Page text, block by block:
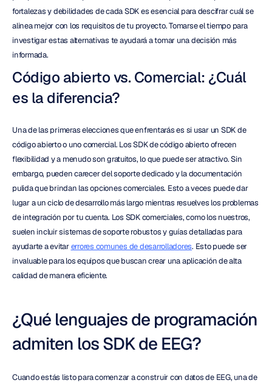
fortalezas y debilidades de cada SDK es esencial para descifrar cuál se
alinea mejor con los requisitos de tu proyecto. Tomarse el tiempo para
investigar estas alternativas te ayudará a tomar una decisión más
informada.
Código abierto vs. Comercial: ¿Cuál
es la diferencia?
Una de las primeras elecciones que enfrentarás es si usar un SDK de
código abierto o uno comercial. Los SDK de código abierto ofrecen
flexibilidad y a menudo son gratuitos, lo que puede ser atractivo. Sin
embargo, pueden carecer del soporte dedicado y la documentación
pulida que brindan las opciones comerciales. Esto a veces puede dar
lugar a un ciclo de desarrollo más largo mientras resuelves los problemas
de integración por tu cuenta. Los SDK comerciales, como los nuestros,
suelen incluir sistemas de soporte robustos y guías detalladas para
ayudarte a evitar errores comunes de desarrolladores. Esto puede ser
invaluable para los equipos que buscan crear una aplicación de alta
calidad de manera eficiente.
¿Qué lenguajes de programación
admiten los SDK de EEG?
Cuando estás listo para comenzar a construir con datos de EEG, una de